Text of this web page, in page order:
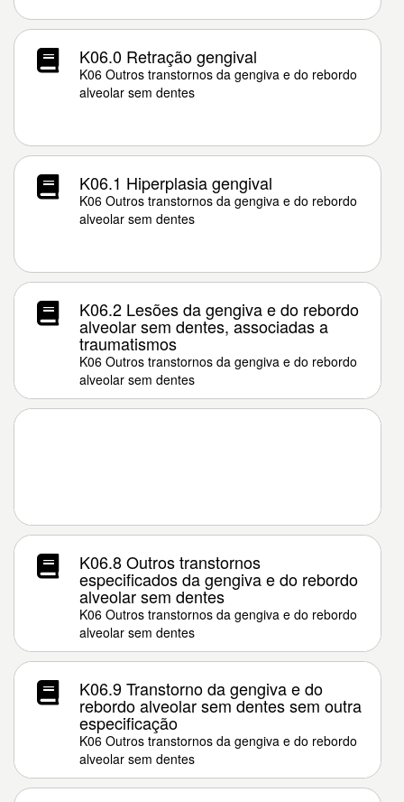
K06.0 Retração gengival
K06 Outros transtornos da gengiva e do rebordo
alveolar sem dentes
K06.1 Hiperplasia gengival
K06 Outros transtornos da gengiva e do rebordo
alveolar sem dentes
K06.2 Lesões da gengiva e do rebordo
alveolar sem dentes, associadas a
traumatismos
K06 Outros transtornos da gengiva e do rebordo
alveolar sem dentes
K06.8 Outros transtornos
especificados da gengiva e do rebordo
alveolar sem dentes
K06 Outros transtornos da gengiva e do rebordo
alveolar sem dentes
K06.9 Transtorno da gengiva e do
rebordo alveolar sem dentes sem outra
especificação
K06 Outros transtornos da gengiva e do rebordo
alveolar sem dentes